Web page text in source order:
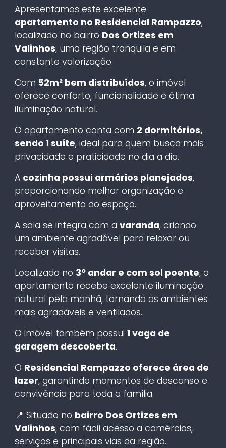
Apresentamos este excelente
apartamento no Residencial Rampazzo,
localizado no bairro Dos Ortizes em
Valinhos, uma região tranquila e em
constante valorização.
Com 52m² bem distribuídos, o imóvel
oferece conforto, funcionalidade e ótima
iluminação natural.
O apartamento conta com 2 dormitórios,
sendo 1 suíte, ideal para quem busca mais
privacidade e praticidade no dia a dia.
A cozinha possui armários planejados,
proporcionando melhor organização e
aproveitamento do espaço.
A sala se integra com a varanda, criando
um ambiente agradável para relaxar ou
receber visitas.
Localizado no 3º andar e com sol poente, o
apartamento recebe excelente iluminação
natural pela manhã, tornando os ambientes
mais agradáveis e ventilados.
O imóvel também possui 1 vaga de
garagem descoberta.
O Residencial Rampazzo oferece área de
lazer, garantindo momentos de descanso e
convivência para toda a família.
📍 Situado no bairro Dos Ortizes em
Valinhos, com fácil acesso a comércios,
serviços e principais vias da região.